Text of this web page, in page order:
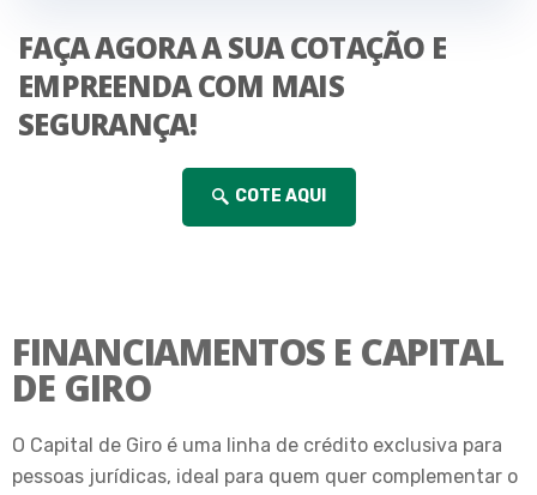
FAÇA AGORA A SUA COTAÇÃO E
EMPREENDA COM MAIS
SEGURANÇA!
COTE AQUI
FINANCIAMENTOS E CAPITAL
DE GIRO
O Capital de Giro é uma linha de crédito exclusiva para
pessoas jurídicas, ideal para quem quer complementar o